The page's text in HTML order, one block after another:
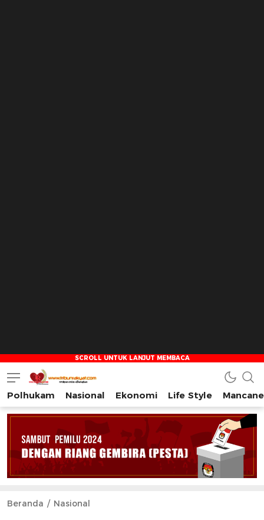
Tribun Rakyat
Tulus – Terdepan – Diharapkan
Polhukam Nasional Ekonomi Life Style
Beranda Nasional